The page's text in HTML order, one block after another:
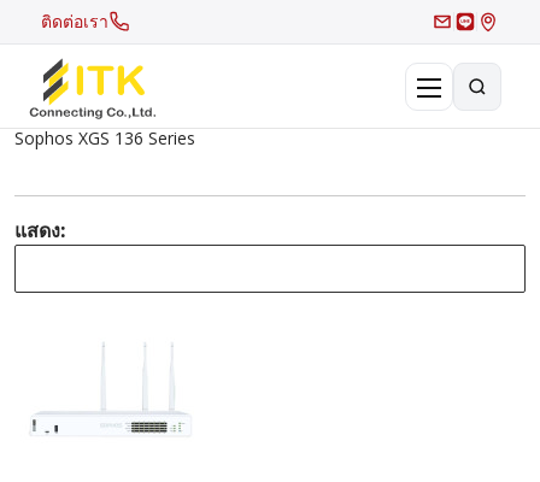
ติดต่อเรา
Recent Search
Hot Search
Sophos XGS 136 Series
แสดง: